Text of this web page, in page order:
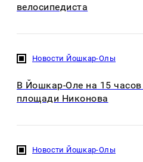
велосипедиста
Новости Йошкар-Олы
В Йошкар-Оле на 15 часов
площади Никонова
Новости Йошкар-Олы